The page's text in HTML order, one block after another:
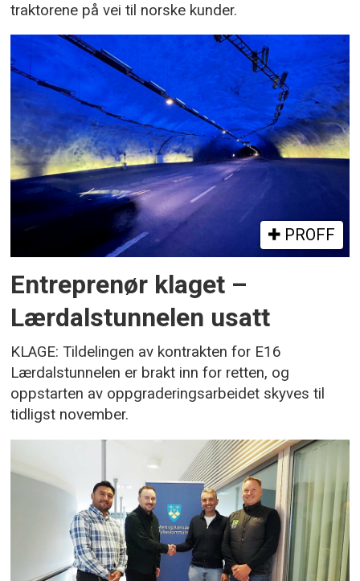
traktorene på vei til norske kunder.
PROFF
Entreprenør klaget –
Lærdalstunnelen usatt
KLAGE: Tildelingen av kontrakten for E16
Lærdalstunnelen er brakt inn for retten, og
oppstarten av oppgraderingsarbeidet skyves til
tidligst november.